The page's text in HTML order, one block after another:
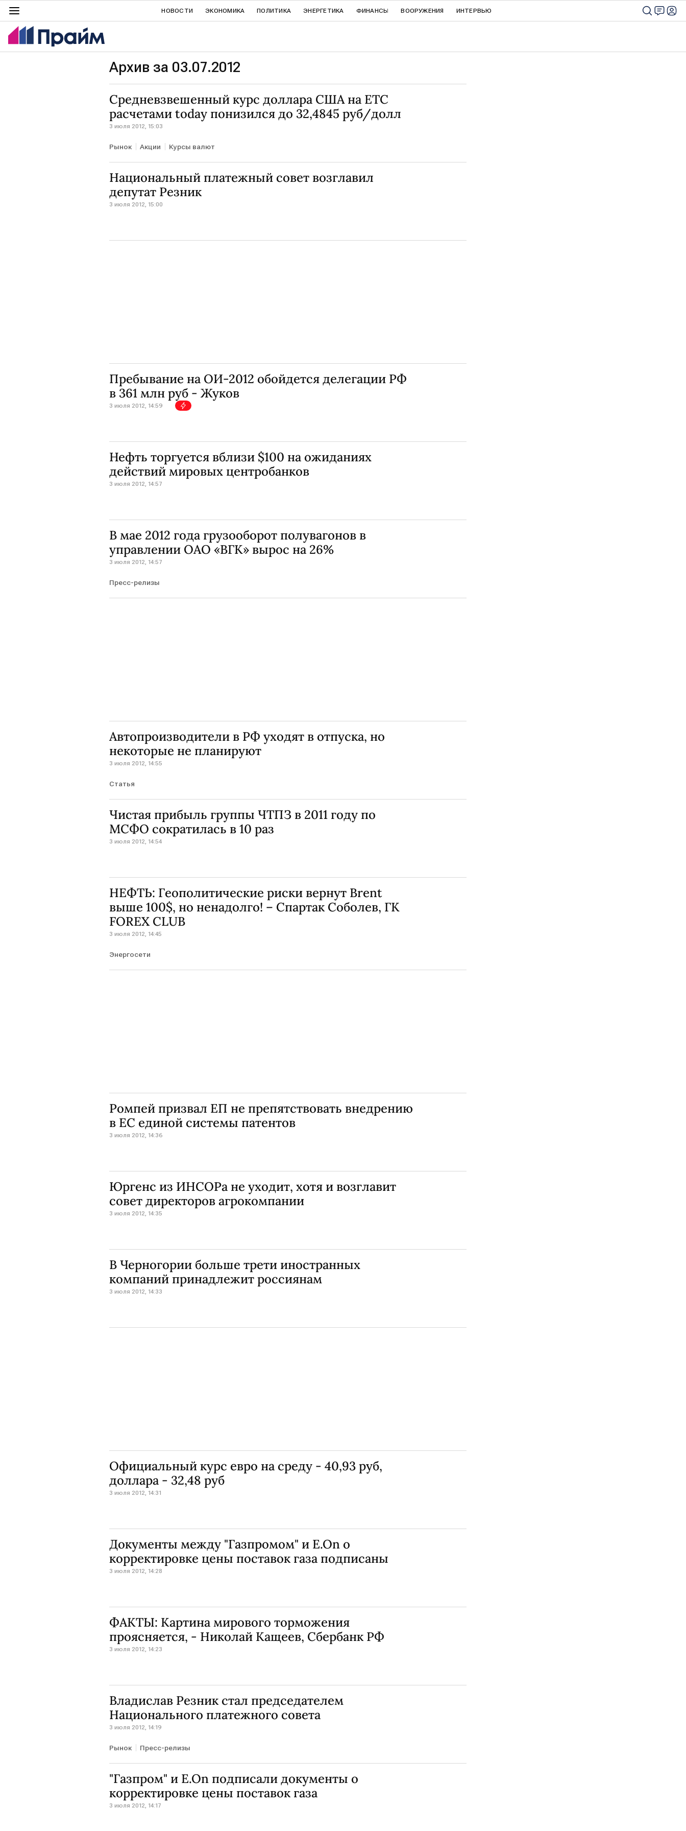
НОВОСТИ ЭКОНОМИКА ПОЛИТИКА ЭНЕРГЕТИКА ФИНАНСЫ ВООРУЖЕНИЯ ИНТЕРВЬЮ
Архив за 03.07.2012
Средневзвешенный курс доллара США на ЕТС
расчетами today понизился до 32,4845 руб/долл
3 июля 2012, 15:03
Рынок Акции Курсы валют
Национальный платежный совет возглавил
депутат Резник
3 июля 2012, 15:00
Пребывание на ОИ-2012 обойдется делегации РФ
в 361 млн руб - Жуков
3 июля 2012, 14:59
Нефть торгуется вблизи $100 на ожиданиях
действий мировых центробанков
3 июля 2012, 14:57
В мае 2012 года грузооборот полувагонов в
управлении ОАО «ВГК» вырос на 26%
3 июля 2012, 14:57
Пресс-релизы
Автопроизводители в РФ уходят в отпуска, но
некоторые не планируют
3 июля 2012, 14:55
Статья
Чистая прибыль группы ЧТПЗ в 2011 году по
МСФО сократилась в 10 раз
3 июля 2012, 14:54
НЕФТЬ: Геополитические риски вернут Brent
выше 100$, но ненадолго! – Спартак Соболев, ГК
FOREX CLUB
3 июля 2012, 14:45
Энергосети
Ромпей призвал ЕП не препятствовать внедрению
в ЕС единой системы патентов
3 июля 2012, 14:36
Юргенс из ИНСОРа не уходит, хотя и возглавит
совет директоров агрокомпании
3 июля 2012, 14:35
В Черногории больше трети иностранных
компаний принадлежит россиянам
3 июля 2012, 14:33
Официальный курс евро на среду - 40,93 руб,
доллара - 32,48 руб
3 июля 2012, 14:31
Документы между "Газпромом" и E.On о
корректировке цены поставок газа подписаны
3 июля 2012, 14:28
ФАКТЫ: Картина мирового торможения
проясняется, - Николай Кащеев, Сбербанк РФ
3 июля 2012, 14:23
Владислав Резник стал председателем
Национального платежного совета
3 июля 2012, 14:19
Рынок Пресс-релизы
"Газпром" и E.On подписали документы о
корректировке цены поставок газа
3 июля 2012, 14:17